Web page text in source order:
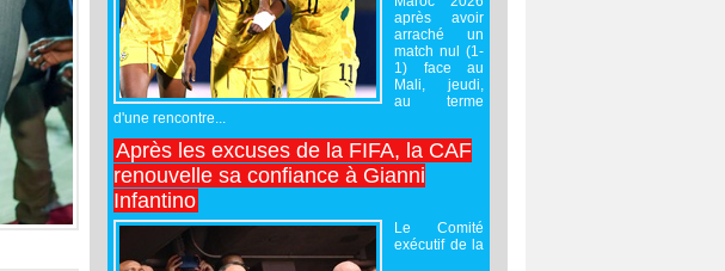
après avoir
arraché un
match nul (1-
1) face au
Mali, jeudi,
au terme
d'une rencontre...
Après les excuses de la FIFA, la CAF
renouvelle sa confiance à Gianni
Infantino
Le Comité
exécutif de la